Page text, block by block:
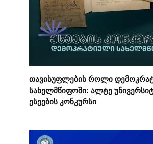
თავისუფლების როლი
სახელმწიფოში: ალტე
ესეების კონკურსი